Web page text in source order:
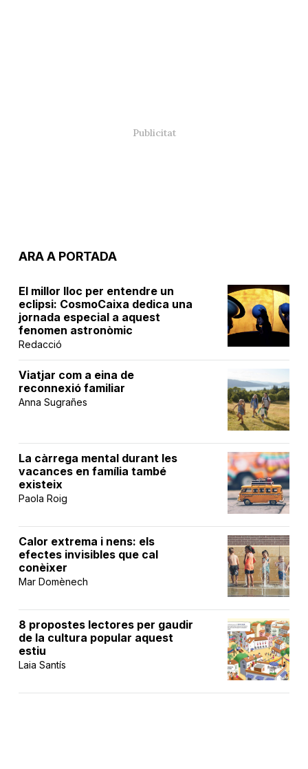
ARA A PORTADA
El millor lloc per entendre un
eclipsi: CosmoCaixa dedica una
jornada especial a aquest
fenomen astronòmic
Redacció
Viatjar com a eina de
reconnexió familiar
Anna Sugrañes
La càrrega mental durant les
vacances en família també
existeix
Paola Roig
Calor extrema i nens: els
efectes invisibles que cal
conèixer
Mar Domènech
8 propostes lectores per gaudir
de la cultura popular aquest
estiu
Laia Santís